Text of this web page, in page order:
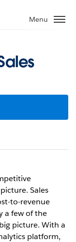
Menu
Sales
to-revenue
a few of the
picture. With a
platform,